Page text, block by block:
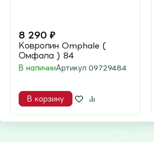
8 290 ₽
Ковролин Omphale (
Омфала ) 84
В наличииАртикул 09729484
В корзину